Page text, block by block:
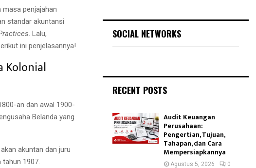
penjajahan
standar akuntansi
. Lalu,
ini penjelasannya!
Kolonial
an dan awal 1900-
Belanda yang
akuntan dan juru
1907.
SOCIAL NETWORKS
RECENT POSTS
Audit Keuangan
Perusahaan:
Pengertian, Tujuan,
Tahapan, dan Cara
Mempersiapkannya
Agustus 5, 2026 0